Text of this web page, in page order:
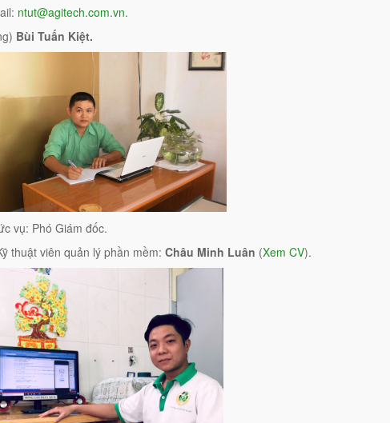
ntut@agitech.com.vn.
Bùi Tuấn Kiệt.
vụ: Phó Giám đốc.
thuật viên quản lý phần mềm: Châu Minh Luân (Xem CV).